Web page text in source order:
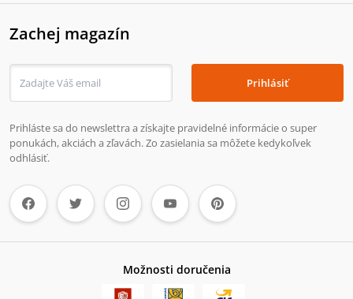
Zachej magazín
Prihlásiť
Prihláste sa do newslettra a získajte pravidelné informácie o super
ponukách, akciách a zľavách. Zo zasielania sa môžete kedykoľvek
odhlásiť.
Možnosti doručenia